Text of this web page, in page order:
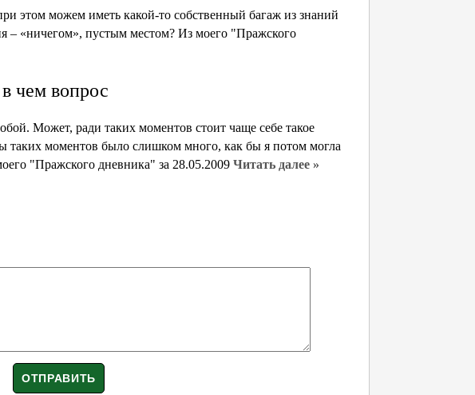
этом можем иметь какой-то собственный багаж из знаний
– «ничегом», пустым местом? Из моего "Пражского
чем вопрос
Может, ради таких моментов стоит чаще себе такое
таких моментов было слишком много, как бы я потом могла
"Пражского дневника" за 28.05.2009 Читать далее »